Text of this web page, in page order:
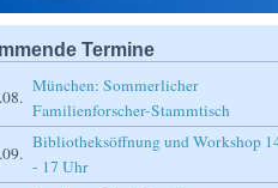
Termine
München: Sommerlicher
Familienforscher-Stammtisch
Bibliotheksöffnung und Workshop
- 17 Uhr